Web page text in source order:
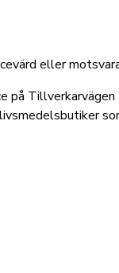
eller
på